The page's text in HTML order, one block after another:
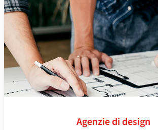
Agenzie di design